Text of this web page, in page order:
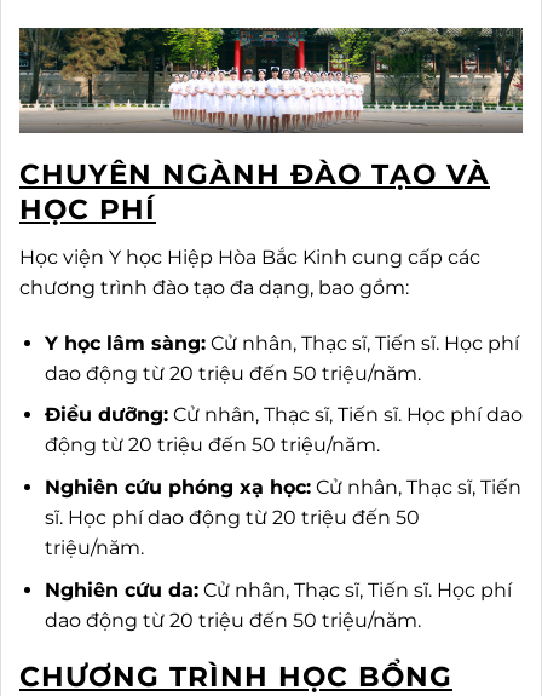
CHUYÊN NGÀNH ĐÀO TẠO VÀ
HỌC PHÍ
Học viện Y học Hiệp Hòa Bắc Kinh cung cấp các
chương trình đào tạo đa dạng, bao gồm:
Y học lâm sàng:Cử nhân, Thạc sĩ, Tiến sĩ. Học phí
dao động từ 20 triệu đến 50 triệu/năm.
Điều dưỡng:Cử nhân, Thạc sĩ, Tiến sĩ. Học phí dao
động từ 20 triệu đến 50 triệu/năm.
Nghiên cứu phóng xạ học:Cử nhân, Thạc sĩ, Tiến
sĩ. Học phí dao động từ 20 triệu đến 50
triệu/năm.
Nghiên cứu da:Cử nhân, Thạc sĩ, Tiến sĩ. Học phí
dao động từ 20 triệu đến 50 triệu/năm.
CHƯƠNG TRÌNH HỌC BỔNG